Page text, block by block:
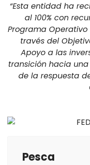
“Esta entidad ha
al 100% con
Programa Operativo
través del
Apoyo a las
transición hacia
de la respuesta
Pesca